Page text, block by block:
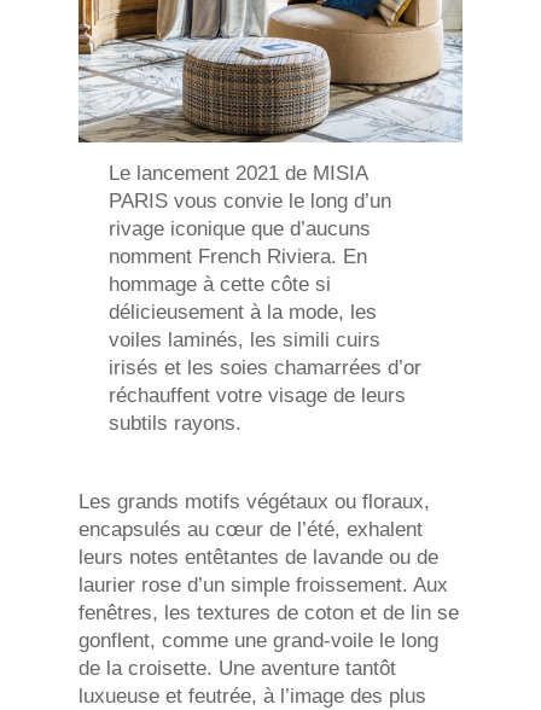
Le lancement 2021 de MISIA
PARIS vous convie le long d’un
rivage iconique que d’aucuns
nomment French Riviera. En
hommage à cette côte si
délicieusement à la mode, les
voiles laminés, les simili cuirs
irisés et les soies chamarrées d’or
réchauffent votre visage de leurs
subtils rayons.
Les grands motifs végétaux ou floraux,
encapsulés au cœur de l’été, exhalent
leurs notes entêtantes de lavande ou de
laurier rose d’un simple froissement. Aux
fenêtres, les textures de coton et de lin se
gonflent, comme une grand-voile le long
de la croisette. Une aventure tantôt
luxueuse et feutrée, à l’image des plus